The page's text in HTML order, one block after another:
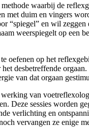
waarbij de
met duim en vingers
“spiegel” en wil zeggen
weerspiegelt op een
oefenen op het
het desbetreffende
van dat orgaan
van
Deze sessies worden
verlichting en
vervangen ze enige